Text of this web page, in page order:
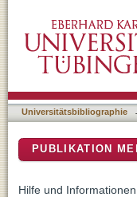
Universitätsbibliographie
PUBLIKATION
Hilfe und Informationen